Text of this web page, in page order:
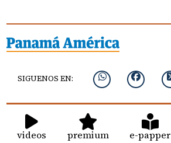
SIGUENOS EN:
videos premium e-papper